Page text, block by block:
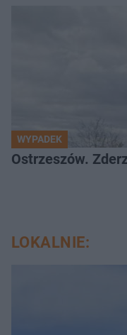
WYPADEK
Ostrzeszów.
LOKALNIE: